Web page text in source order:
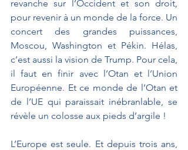
revanche sur l’Occident et son droit,
pour revenir à un monde de la force. Un
concert des grandes puissances,
Moscou, Washington et Pékin. Hélas,
c’est aussi la vision de Trump. Pour cela,
il faut en finir avec l’Otan et l’Union
Européenne. Et ce monde de l’Otan et
de l’UE qui paraissait inébranlable, se
révèle un colosse aux pieds d’argile !
L’Europe est seule. Et depuis trois ans,